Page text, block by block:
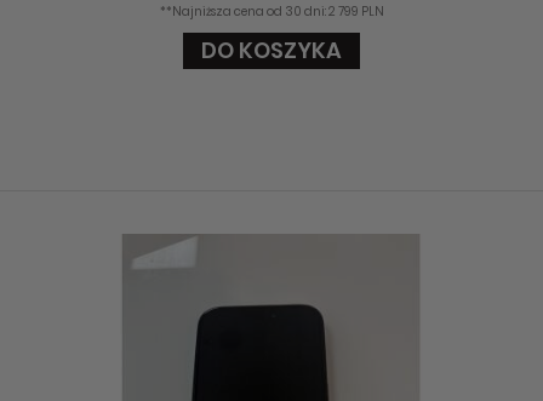
**Najniższa cena od 30 dni: 2 799 PLN
DO KOSZYKA